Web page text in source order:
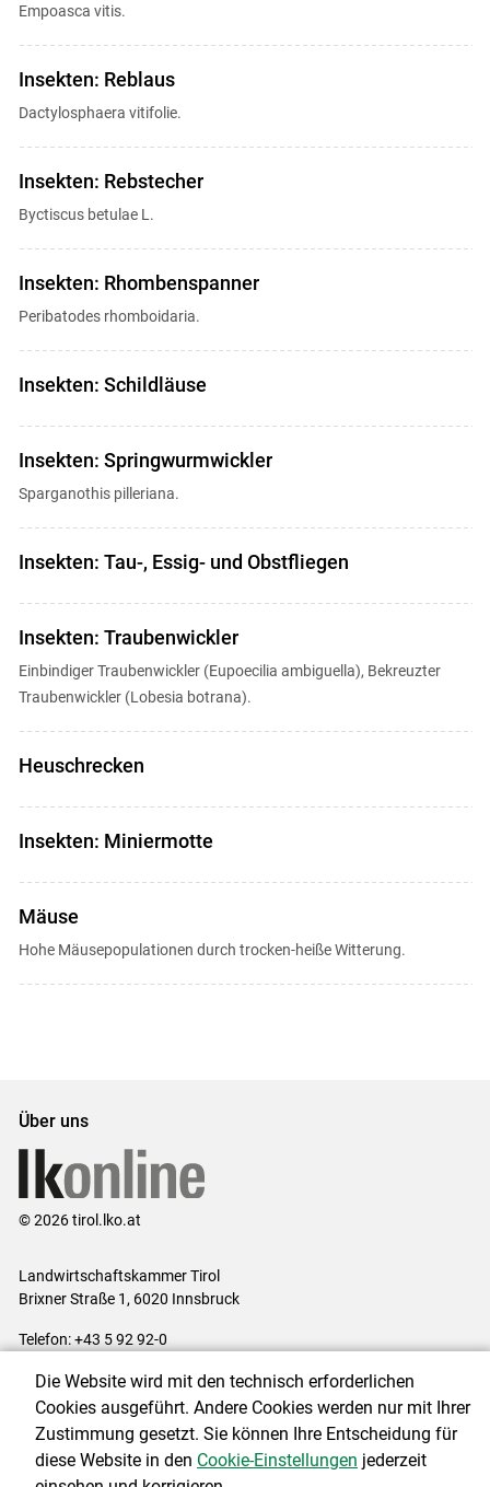
Empoasca vitis.
Insekten: Reblaus
Dactylosphaera vitifolie.
Insekten: Rebstecher
Byctiscus betulae L.
Insekten: Rhombenspanner
Peribatodes rhomboidaria.
Insekten: Schildläuse
Insekten: Springwurmwickler
Sparganothis pilleriana.
Insekten: Tau-, Essig- und Obstfliegen
Insekten: Traubenwickler
Einbindiger Traubenwickler (Eupoecilia ambiguella), Bekreuzter
Traubenwickler (Lobesia botrana).
Heuschrecken
Insekten: Miniermotte
Mäuse
Hohe Mäusepopulationen durch trocken-heiße Witterung.
Über uns
© 2026 tirol.lko.at
Landwirtschaftskammer Tirol
Brixner Straße 1, 6020 Innsbruck
Telefon: +43 5 92 92-0
Impressum|Kontakt|Datenschutzerklärung|Barrierefreiheit|
Cookie-Einstellungen
Die Website wird mit den technisch erforderlichen
Cookies ausgeführt. Andere Cookies werden nur mit Ihrer
Zustimmung gesetzt. Sie können Ihre Entscheidung für
diese Website in den Cookie-Einstellungen jederzeit